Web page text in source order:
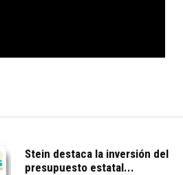
Stein destaca la inversión del
presupuesto estatal...